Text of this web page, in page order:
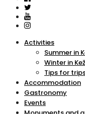
Activities
Summer in
Winter in
Tips for
Accommodation
Gastronomy
Events